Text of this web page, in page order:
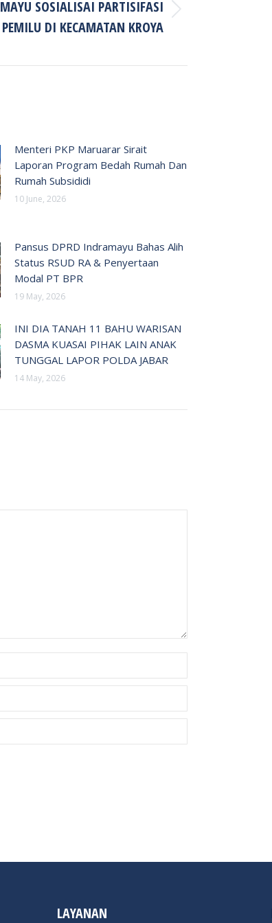
SOSIALISAI PARTISIFASI
DI KECAMATAN KROYA
Menteri PKP Maruarar Sirait
Laporan Program Bedah Rumah Dan
Rumah Subsididi
10 June, 2026
Pansus DPRD Indramayu Bahas Alih
Status RSUD RA & Penyertaan
Modal PT BPR
19 May, 2026
INI DIA TANAH 11 BAHU WARISAN
DASMA KUASAI PIHAK LAIN ANAK
TUNGGAL LAPOR POLDA JABAR
14 May, 2026
LAYANAN